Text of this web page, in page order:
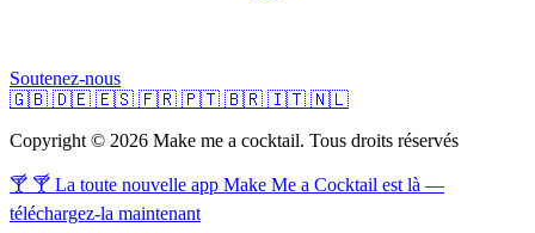
Soutenez-nous
🇬🇧 🇩🇪 🇪🇸 🇫🇷 🇵🇹 🇧🇷 🇮🇹 🇳🇱
Copyright © 2026 Make me a cocktail. Tous droits réservés
🍸 🍸 La toute nouvelle app Make Me a Cocktail est là —
téléchargez-la maintenant